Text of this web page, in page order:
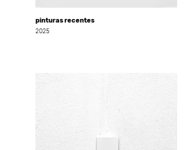
pinturas recentes
2025